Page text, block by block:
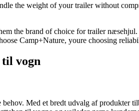
the weight of your trailer without
the brand of choice for trailer
Camp+Nature, youre choosing
vogn
Med et bredt udvalg af produkter